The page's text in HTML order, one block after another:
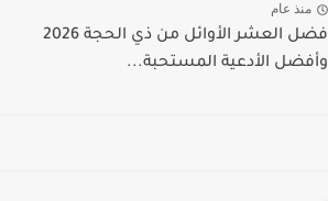
منذ عام
فضل العشر الأوائل من ذي الحجة 2026
الأدعية المستحبة...